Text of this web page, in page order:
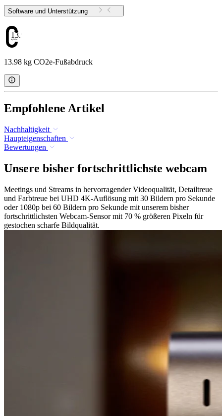
Software und Unterstützung
13.98
13.98 kg CO2e-Fußabdruck
Empfohlene Artikel
Nachhaltigkeit
Haupteigenschaften
Bewertungen
Unsere bisher fortschrittlichste webcam
Meetings und Streams in hervorragender Videoqualität, Detailtreue
und Farbtreue bei UHD 4K-Auflösung mit 30 Bildern pro Sekunde
oder 1080p bei 60 Bildern pro Sekunde mit unserem bisher
fortschrittlichsten Webcam-Sensor mit 70 % größeren Pixeln für
gestochen scharfe Bildqualität.